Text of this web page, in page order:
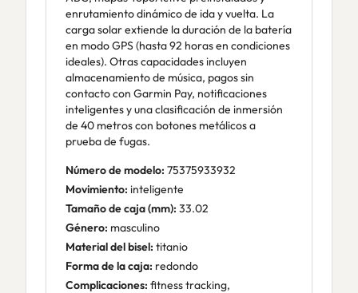
enrutamiento dinámico de ida y vuelta. La
carga solar extiende la duración de la batería
en modo GPS (hasta 92 horas en condiciones
ideales). Otras capacidades incluyen
almacenamiento de música, pagos sin
contacto con Garmin Pay, notificaciones
inteligentes y una clasificación de inmersión
de 40 metros con botones metálicos a
prueba de fugas.
Número de modelo: 75375933932
Movimiento: inteligente
Tamaño de caja (mm): 33.02
Género: masculino
Material del bisel: titanio
Forma de la caja: redondo
Complicaciones: fitness tracking,